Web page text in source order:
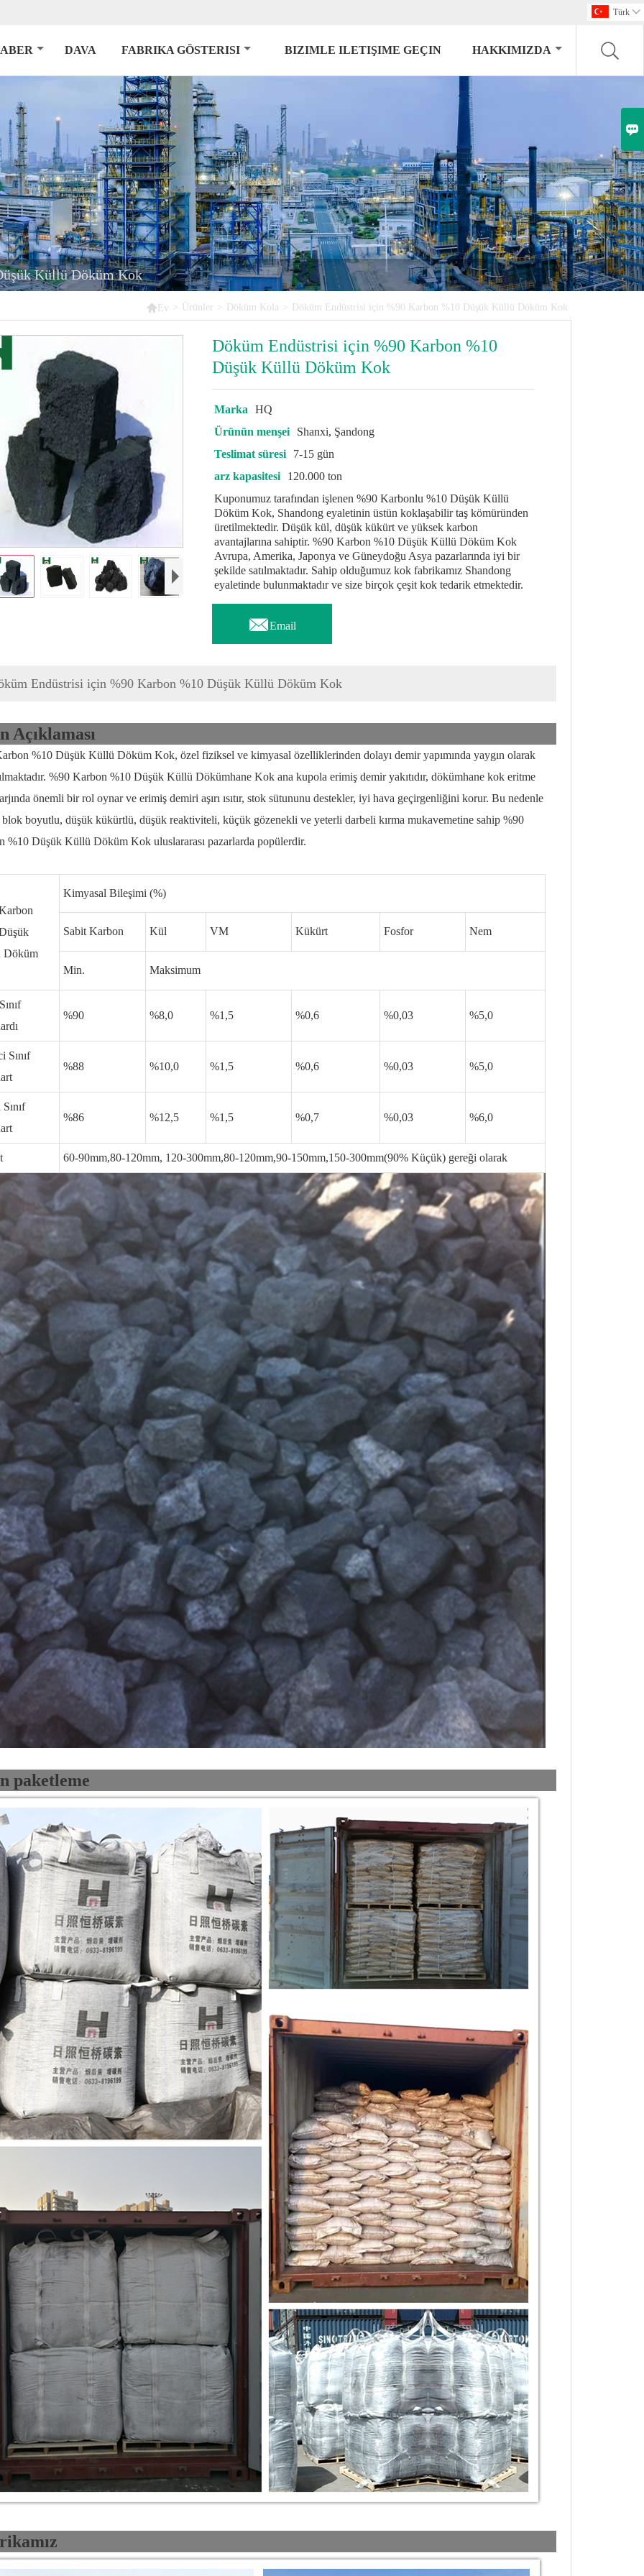
Türk 
DAVA FABRIKA GÖSTERISI BIZIMLE ILETIŞIME GEÇIN HAKKIMIZDA
Küllü Döküm Kok
 Ev > Ürünler > Döküm Kola > Döküm Endüstrisi için %90 Karbon %10 Düşük Küllü Döküm Kok
Döküm Endüstrisi için %90 Karbon %10
Düşük Küllü Döküm Kok
Marka
HQ
Ürünün menşei
Shanxi, Şandong
Teslimat süresi
7-15 gün
arz kapasitesi
120.000 ton
Kuponumuz tarafından işlenen %90 Karbonlu %10 Düşük Küllü
Döküm Kok, Shandong eyaletinin üstün koklaşabilir taş kömüründen
üretilmektedir. Düşük kül, düşük kükürt ve yüksek karbon
avantajlarına sahiptir. %90 Karbon %10 Düşük Küllü Döküm Kok
Avrupa, Amerika, Japonya ve Güneydoğu Asya pazarlarında iyi bir
şekilde satılmaktadır. Sahip olduğumuz kok fabrikamız Shandong
eyaletinde bulunmaktadır ve size birçok çeşit kok tedarik etmektedir.
Email
Endüstrisi için %90 Karbon %10 Düşük Küllü Döküm Kok
Açıklaması
%10 Düşük Küllü Döküm Kok, özel fiziksel ve kimyasal özelliklerinden dolayı demir yapımında yaygın olarak
%90 Karbon %10 Düşük Küllü Dökümhane Kok ana kupola erimiş demir yakıtıdır, dökümhane kok eritme
​​önemli bir rol oynar ve erimiş demiri aşırı ısıtır, stok sütununu destekler, iyi hava geçirgenliğini korur. Bu nedenle
boyutlu, düşük kükürtlü, düşük reaktiviteli, küçük gözenekli ve yeterli darbeli kırma mukavemetine sahip %90
%10 Düşük Küllü Döküm Kok uluslararası pazarlarda popülerdir.
Döküm
Kimyasal Bileşimi (%)
Sabit Karbon Kül VM Kükürt Fosfor Nem
Min. Maksimum
%90 %8,0 %1,5 %0,6 %0,03 %5,0
Sınıf
%88 %10,0 %1,5 %0,6 %0,03 %5,0
%86 %12,5 %1,5 %0,7 %0,03 %6,0
60-90mm,80-120mm, 120-300mm,80-120mm,90-150mm,150-300mm(90% Küçük) gereği olarak
paketleme
